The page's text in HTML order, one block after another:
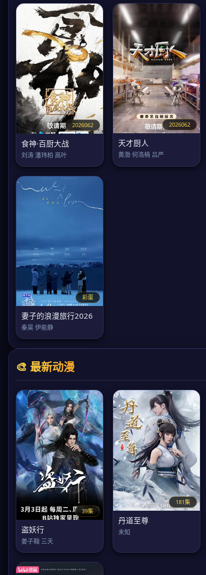
2026062
食神·百厨大战
刘涛 潘玮柏 高叶
2026062
天才厨人
黄渤 何浩楠 吕严
彩蛋
妻子的浪漫旅行2026
秦昊 伊能静
🎨 最新动漫
39集
盗妖行
姜子翰 三天
181集
丹道至尊
未知